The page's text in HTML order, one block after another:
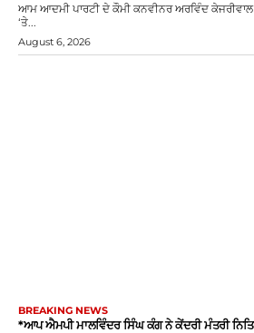
ਆਮ ਆਦਮੀ ਪਾਰਟੀ ਦੇ ਕੌਮੀ ਕਨਵੀਨਰ ਅਰਵਿੰਦ
‘ਤੇ...
August 6, 2026
BREAKING NEWS
*ਆਪ ਐਮਪੀ ਮਾਲਵਿੰਦਰ ਸਿੰਘ ਕੰਗ ਨੇ ਕੇਂਦਰੀ ਮੰਤਰੀ